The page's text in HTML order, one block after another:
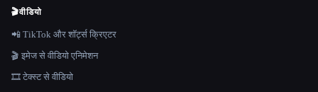
🎬वीडियो
📲 TikTok और शॉर्ट्स क्रिएटर
🎬 इमेज से वीडियो एनिमेशन
🎞️ टेक्स्ट से वीडियो